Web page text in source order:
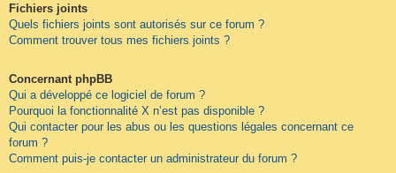
Fichiers joints
Quels fichiers joints sont autorisés sur ce forum ?
Comment trouver tous mes fichiers joints ?
Concernant phpBB
Qui a développé ce logiciel de forum ?
Pourquoi la fonctionnalité X n’est pas disponible ?
Qui contacter pour les abus ou les questions légales concernant ce
forum ?
Comment puis-je contacter un administrateur du forum ?